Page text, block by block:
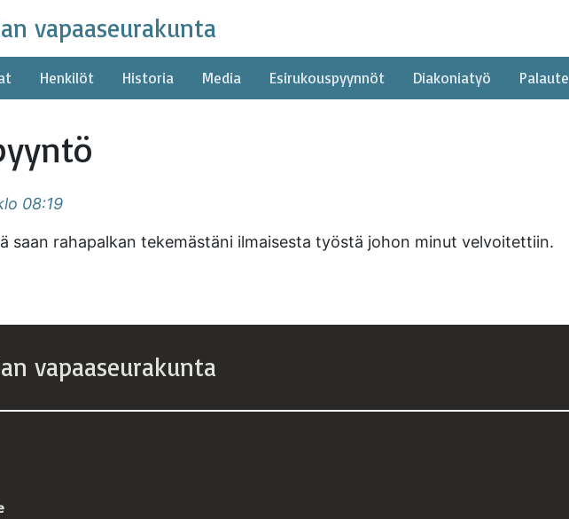
vapaaseurakunta
Henkilöt Historia Media Esirukouspyynnöt Diakoniatyö Palaute
08:19
saan rahapalkan tekemästäni ilmaisesta työstä johon minut velvoitettiin.
vapaaseurakunta